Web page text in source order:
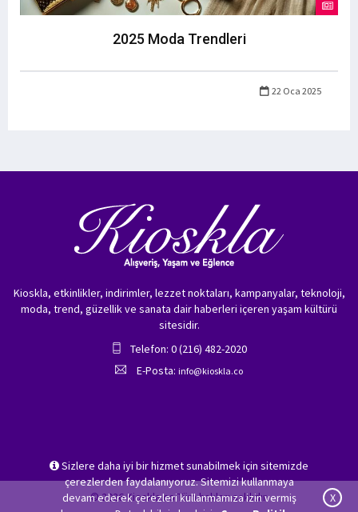
2025 Moda Trendleri
22 Oca 2025
Sizlere daha iyi bir hizmet sunabilmek için sitemizde
çerezlerden faydalanıyoruz. Sitemizi kullanmaya
devam ederek çerezleri kullanmamıza izin vermiş
X
Kioskla, etkinlikler, indirimler, lezzet noktaları, kampanyalar, teknoloji,
moda, trend, güzellik ve sanata dair haberleri içeren yaşam kültürü
sitesidir.
Telefon: 0 (216) 482-2020
E-Posta: info@kioskla.co
© 2026 Kioskla.co Tüm hakları saklıdır.